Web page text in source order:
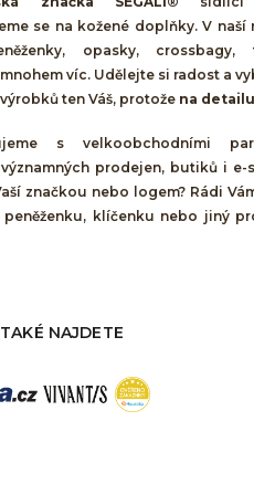
se na kožené doplňky. V
opasky, crossbagy,
víc. Udělejte si radost a
ten Váš, protože na
s velkoobchodními
prodejen, butiků i e-
značkou nebo logem? Rádi
peněženku, klíčenku nebo jiný
NAJDETE